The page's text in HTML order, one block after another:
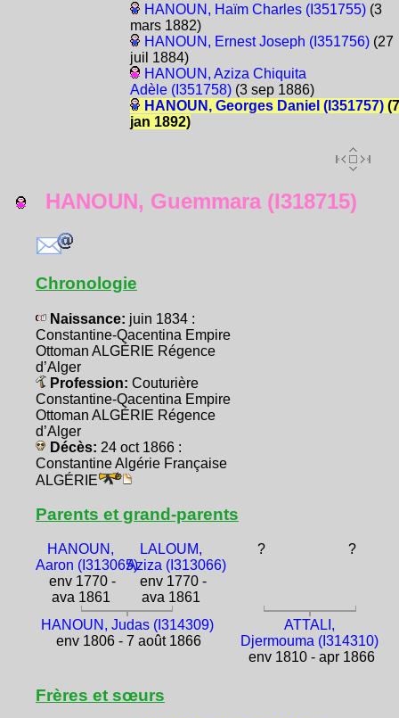
HANOUN, Haïm Charles (I351755)(3
mars 1882)
HANOUN, Ernest Joseph (I351756)(27
juil 1884)
HANOUN, Aziza Chiquita
Adèle (I351758)(3 sep 1886)
HANOUN, Georges Daniel (I351757)(7
jan 1892)
HANOUN, Guemmara (I318715)
Chronologie
Naissance: juin 1834 :
Constantine-Qacentina Empire
Ottoman ALGÉRIE Régence
d’Alger
Profession: Couturière
Constantine-Qacentina Empire
Ottoman ALGÉRIE Régence
d’Alger
Décès: 24 oct 1866 :
Constantine Algérie Française
ALGÉRIE
Parents et grand-parents
HANOUN,
Aaron (I313065)
env 1770 -
ava 1861
LALOUM,
Aziza (I313066)
env 1770 -
ava 1861
? ?
HANOUN, Judas (I314309)
env 1806 - 7 août 1866
ATTALI,
Djermouma (I314310)
env 1810 - apr 1866
Frères et sœurs